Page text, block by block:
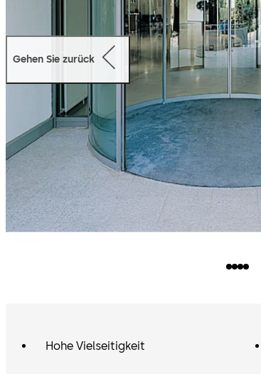
Gehen Sie zurück
Hohe Vielseitigkeit